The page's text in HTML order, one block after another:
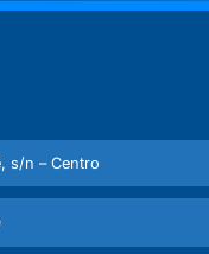
s/n – Centro